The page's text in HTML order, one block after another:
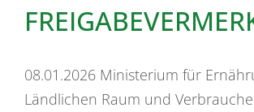
08.01.2026 Ministerium für
Ländlichen Raum und